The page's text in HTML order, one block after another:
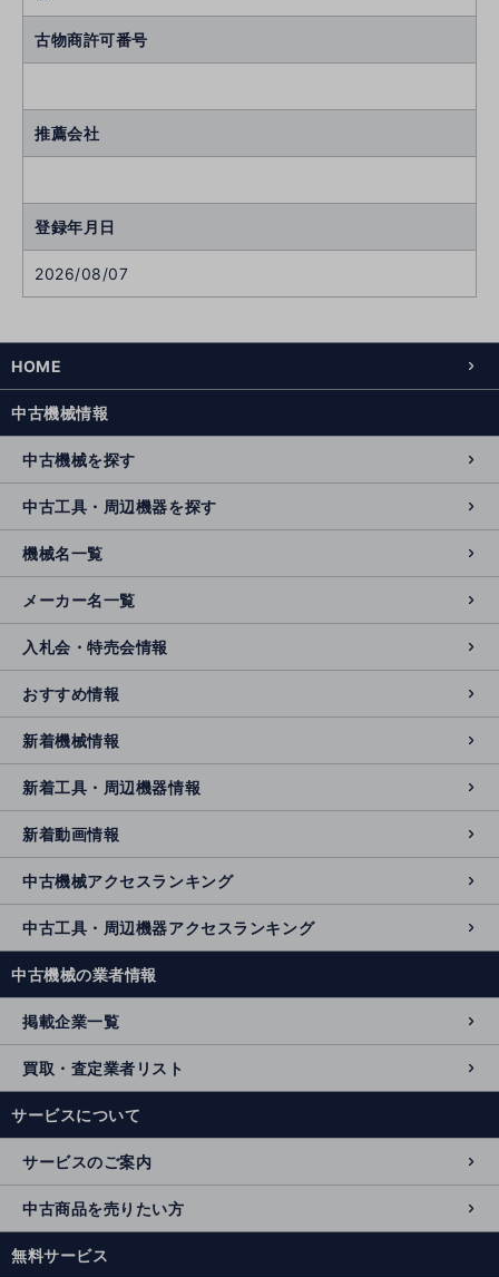
古物商許可番号
推薦会社
登録年月日
2026/08/07
HOME
中古機械情報
中古機械を探す
中古工具・周辺機器を探す
機械名一覧
メーカー名一覧
入札会・特売会情報
おすすめ情報
新着機械情報
新着工具・周辺機器情報
新着動画情報
中古機械アクセスランキング
中古工具・周辺機器アクセスランキング
中古機械の業者情報
掲載企業一覧
買取・査定業者リスト
サービスについて
サービスのご案内
中古商品を売りたい方
無料サービス